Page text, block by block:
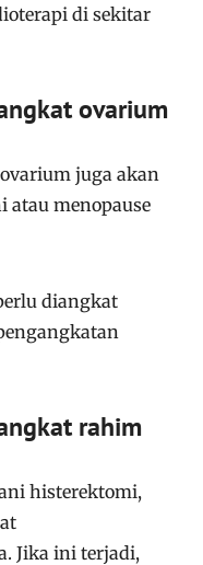
di sekitar
ovarium
juga akan
atau menopause
diangkat
rahim
histerektomi,
Jika ini terjadi,